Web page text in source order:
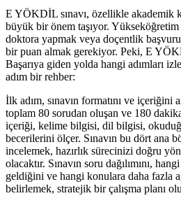
E YÖKDİL sınavı, özellikle akademik
büyük bir önem taşıyor.
doktora yapmak veya doçentlik
bir puan almak gerekiyor. Peki, E
Başarıya giden yolda hangi adımları
adım bir rehber:
İlk adım, sınavın formatını ve
toplam 80 sorudan oluşan ve 180
içeriği, kelime bilgisi, dil bilgisi,
becerilerini ölçer. Sınavın bu dört ana
incelemek, hazırlık sürecinizi doğru
olacaktır. Sınavın soru dağılımını,
geldiğini ve hangi konulara daha fazla
belirlemek, stratejik bir çalışma planı